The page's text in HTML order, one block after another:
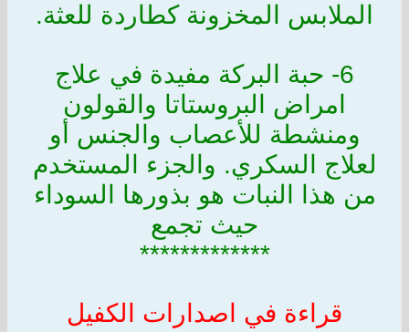
الملابس المخزونة كطاردة للعثة.
6- حبة البركة مفيدة في علاج
امراض البروستاتا والقولون
ومنشطة للأعصاب والجنس أو
لعلاج السكري. والجزء المستخدم
من هذا النبات هو بذورها السوداء
حيث تجمع
*************
قراءة في اصدارات الكفيل